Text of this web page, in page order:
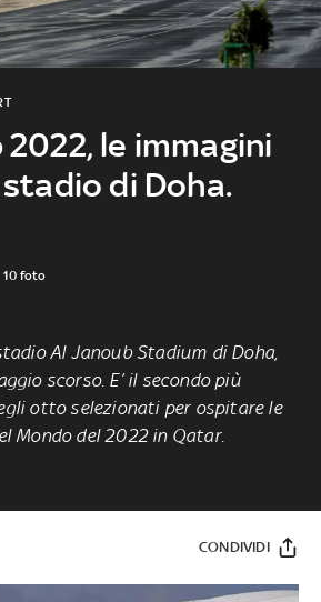
2022, le immagini
di Doha.
10 foto
Al Janoub Stadium di Doha,
scorso. E’ il secondo più
otto selezionati per ospitare le
Mondo del 2022 in Qatar.
CONDIVIDI